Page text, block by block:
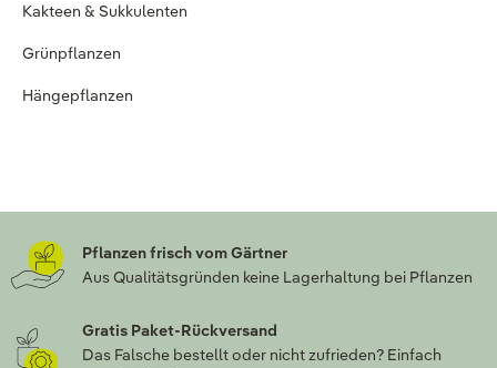
Kakteen & Sukkulenten
Grünpflanzen
Hängepflanzen
Pflanzen frisch vom Gärtner
Aus Qualitätsgründen keine Lagerhaltung bei Pflanzen
Gratis Paket-Rückversand
Das Falsche bestellt oder nicht zufrieden? Einfach